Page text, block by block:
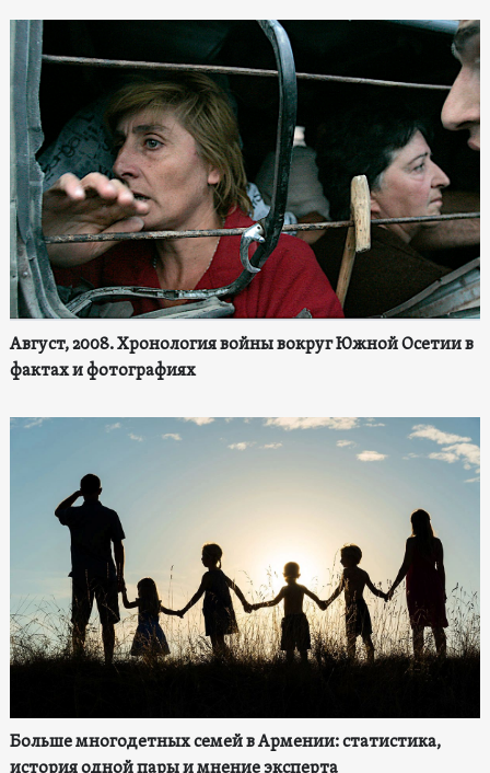
Август, 2008. Хронология войны вокруг Южной Осетии в
фактах и фотографиях
Больше многодетных семей в Армении: статистика,
история одной пары и мнение эксперта